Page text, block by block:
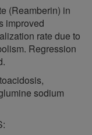
(Reamberin) in
improved
rate due to
Regression
sodium